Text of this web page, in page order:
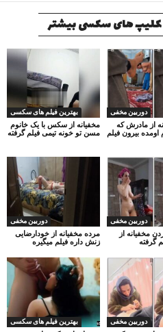
کلیپ های سکسی بیشتر
بهترین فیلم های سکسی
مخفیانه از سکس با یک خانوم
مسن تو خونه تیمی فیلم گرفته
دوربین مخفی
از مادرش که
اومده بیرون فیلم
دوربین مخفی
مرده مخفیانه از خودارضایی
زنش داره فیلم میگیره
دوربین مخفی
مخفیانه از
گرفته
بهترین فیلم های سکسی دوربین مخفی